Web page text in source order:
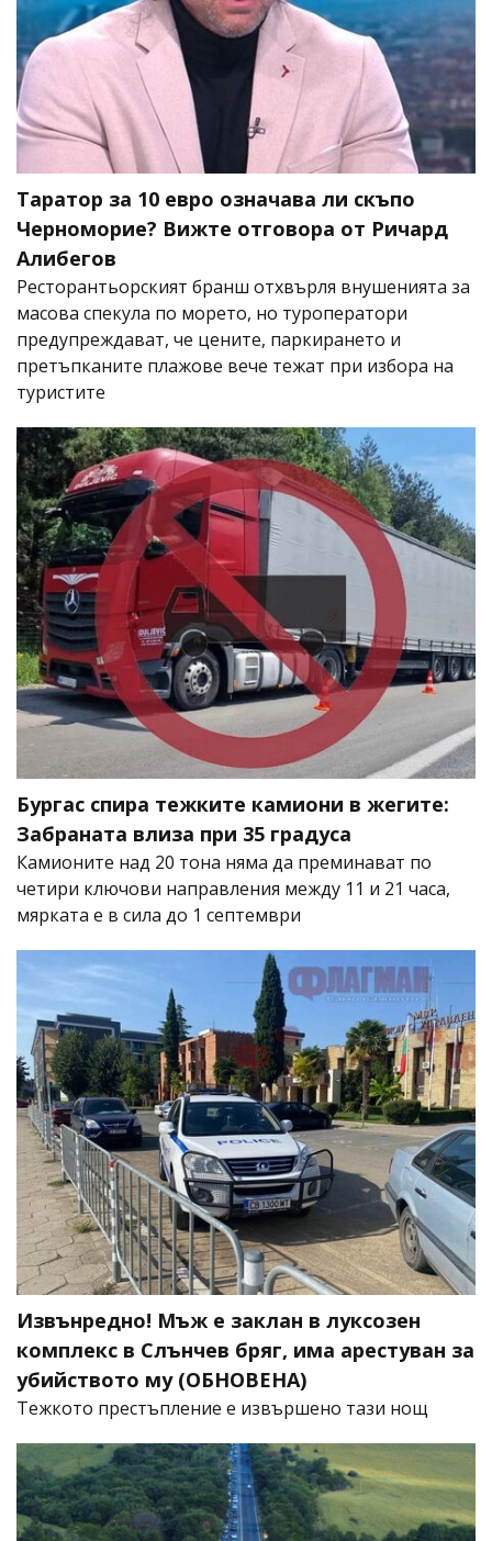
Таратор за 10 евро означава ли скъпо
Черноморие? Вижте отговора от Ричард
Алибегов
Ресторантьорският бранш отхвърля внушенията за
масова спекула по морето, но туроператори
предупреждават, че цените, паркирането и
претъпканите плажове вече тежат при избора на
туристите
Бургас спира тежките камиони в жегите:
Забраната влиза при 35 градуса
Камионите над 20 тона няма да преминават по
четири ключови направления между 11 и 21 часа,
мярката е в сила до 1 септември
Извънредно! Мъж е заклан в луксозен
комплекс в Слънчев бряг, има арестуван за
убийството му (ОБНОВЕНА)
​Тежкото престъпление е извършено тази нощ